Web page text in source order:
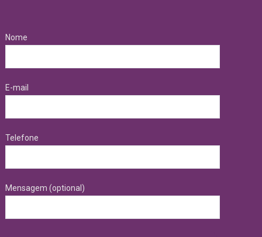
Nome
E-mail
Telefone
Mensagem (optional)